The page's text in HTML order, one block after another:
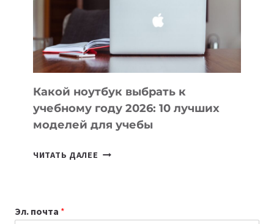
СОЗДАВАТЬ
БЕЗ
СЛОЖНОГО
КОДА
Какой ноутбук выбрать к
учебному году 2026: 10 лучших
моделей для учебы
ЧИТАТЬ ДАЛЕЕ КАКОЙ
Эл. почта *